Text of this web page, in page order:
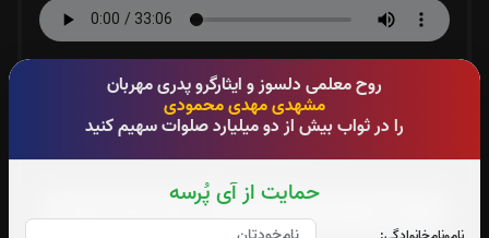
روح معلمی دلسوز و ایثارگرو پدری مهربان
مشهدی مهدی محمودی
را در ثواب بیش از دو میلیارد صلوات سهیم کنید
حمایت از آی پُرسه
صوت جزء شماره 7